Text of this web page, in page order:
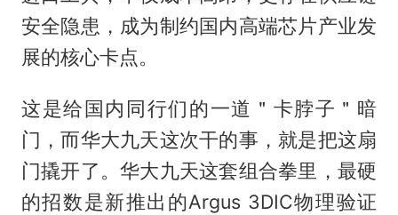
安全隐患，成为制约国内高端芯片产业发
展的核心卡点。
这是给国内同行们的一道＂卡脖子＂暗
门，而华大九天这次干的事，就是把这扇
门撬开了。华大九天这套组合拳里，最硬
的招数是新推出的Argus 3DIC物理验证